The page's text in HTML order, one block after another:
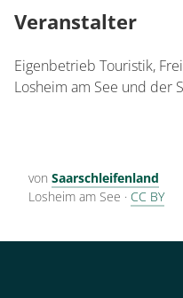
Veranstalter
Eigenbetrieb Touristik,
Losheim am See und der
von Saarschleifenland
Losheim am See · CC BY